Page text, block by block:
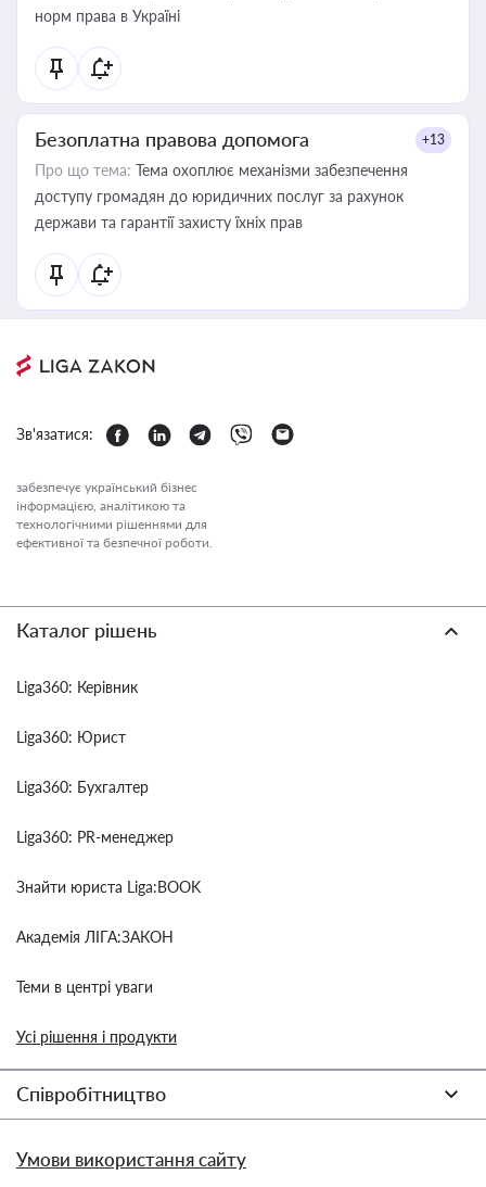
норм права в Україні
Безоплатна правова допомога +13
Про що тема: Тема охоплює механізми забезпечення
доступу громадян до юридичних послуг за рахунок
держави та гарантії захисту їхніх прав
Зв'язатися:
забезпечує український бізнес
інформацією, аналітикою та
технологічними рішеннями для
ефективної та безпечної роботи.
Каталог рішень
Liga360: Керівник
Liga360: Юрист
Liga360: Бухгалтер
Liga360: PR-менеджер
Знайти юриста Liga:BOOK
Академія ЛІГА:ЗАКОН
Теми в центрі уваги
Усі рішення і продукти
Співробітництво
Умови використання сайту